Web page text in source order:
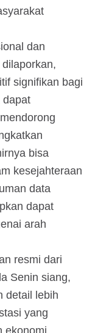
dan
signifikan bagi
dapat
bisa
kesejahteraan
data
dapat
arah
resmi dari
Senin siang,
detail lebih
yang
ekonomi